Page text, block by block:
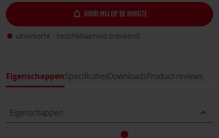
notifications_none HOUD MIJ OP DE HOOGTE
fiber_manual_record uitverkocht - beschikbaarheid onbekend
EigenschappenSpecificatiesDownloadsProduct-reviews
Eigenschappen expand_less